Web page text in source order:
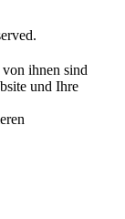
ihnen sind
und Ihre